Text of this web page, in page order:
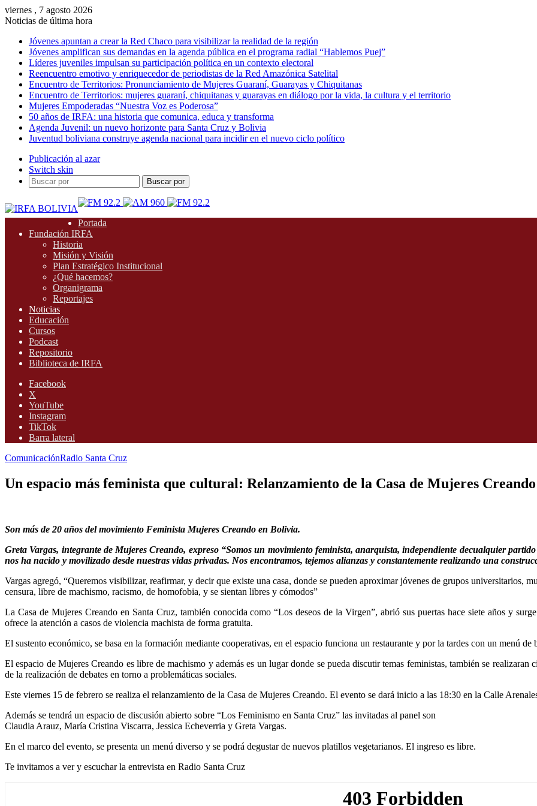
viernes , 7 agosto 2026
Noticias de última hora
Jóvenes apuntan a crear la Red Chaco para visibilizar la realidad de la región
Jóvenes amplifican sus demandas en la agenda pública en el programa radial “Hablemos Puej”
Líderes juveniles impulsan su participación política en un contexto electoral
Reencuentro emotivo y enriquecedor de periodistas de la Red Amazónica Satelital
Encuentro de Territorios: Pronunciamiento de Mujeres Guaraní, Guarayas y Chiquitanas
Encuentro de Territorios: mujeres guaraní, chiquitanas y guarayas en diálogo por la vida, la cultura y el territorio
Mujeres Empoderadas “Nuestra Voz es Poderosa”
50 años de IRFA: una historia que comunica, educa y transforma
Agenda Juvenil: un nuevo horizonte para Santa Cruz y Bolivia
Juventud boliviana construye agenda nacional para incidir en el nuevo ciclo político
Publicación al azar
Switch skin
Buscar por
Portada
Fundación IRFA
Historia
Misión y Visión
Plan Estratégico Institucional
¿Qué hacemos?
Organigrama
Reportajes
Noticias
Educación
Cursos
Podcast
Repositorio
Biblioteca de IRFA
Facebook
X
YouTube
Instagram
TikTok
Barra lateral
ComunicaciónRadio Santa Cruz
Un espacio más feminista que cultural: Relanzamiento de la Casa de Mujeres
Son más de 20 años del movimiento Feminista Mujeres Creando en Bolivia.
Greta Vargas, integrante de Mujeres Creando, expreso “Somos un movimiento feminista, anarquista, independiente decualquier
nos ha nacido y movilizado desde nuestras vidas privadas. Nos encontramos, tejemos alianzas y constantemente realizando una
Vargas agregó, “Queremos visibilizar, reafirmar, y decir que existe una casa, donde se pueden aproximar jóvenes de grupos universitarios,
censura, libre de machismo, racismo, de homofobia, y se sientan libres y cómodos”
La Casa de Mujeres Creando en Santa Cruz, también conocida como “Los deseos de la Virgen”, abrió sus puertas hace siete años y
ofrece la atención a casos de violencia machista de forma gratuita.
El sustento económico, se basa en la formación mediante cooperativas, en el espacio funciona un restaurante y por la tardes con un menú de
El espacio de Mujeres Creando es libre de machismo y además es un lugar donde se pueda discutir temas feministas, también se
de la realización de debates en torno a problemáticas sociales.
Este viernes 15 de febrero se realiza el relanzamiento de la Casa de Mujeres Creando. El evento se dará inicio a las 18:30 en la Calle
Además se tendrá un espacio de discusión abierto sobre “Los Feminismo en Santa Cruz” las invitadas al panel son
Claudia Arauz, María Cristina Viscarra, Jessica Echeverria y Greta Vargas.
En el marco del evento, se presenta un menú diverso y se podrá degustar de nuevos platillos vegetarianos. El ingreso es libre.
Te invitamos a ver y escuchar la entrevista en Radio Santa Cruz